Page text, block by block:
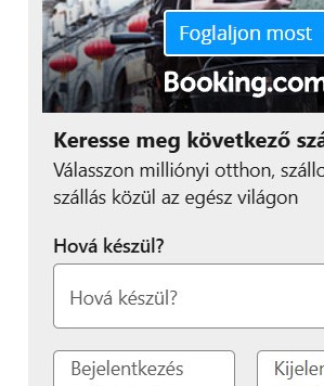
működni, ha az abroncsok is
vannak, ugyanis ez a négy pont az,
ténylegesen kapcsolatban van az
hogy valamelyik rokontól vagy
átvételekor az egyik legelső és
gumik korának és állapotának
elöregedett, repedezett abroncs
tapadást és biztonságot nyújtani,
Nem mindegy,
felfújva – főleg, ha